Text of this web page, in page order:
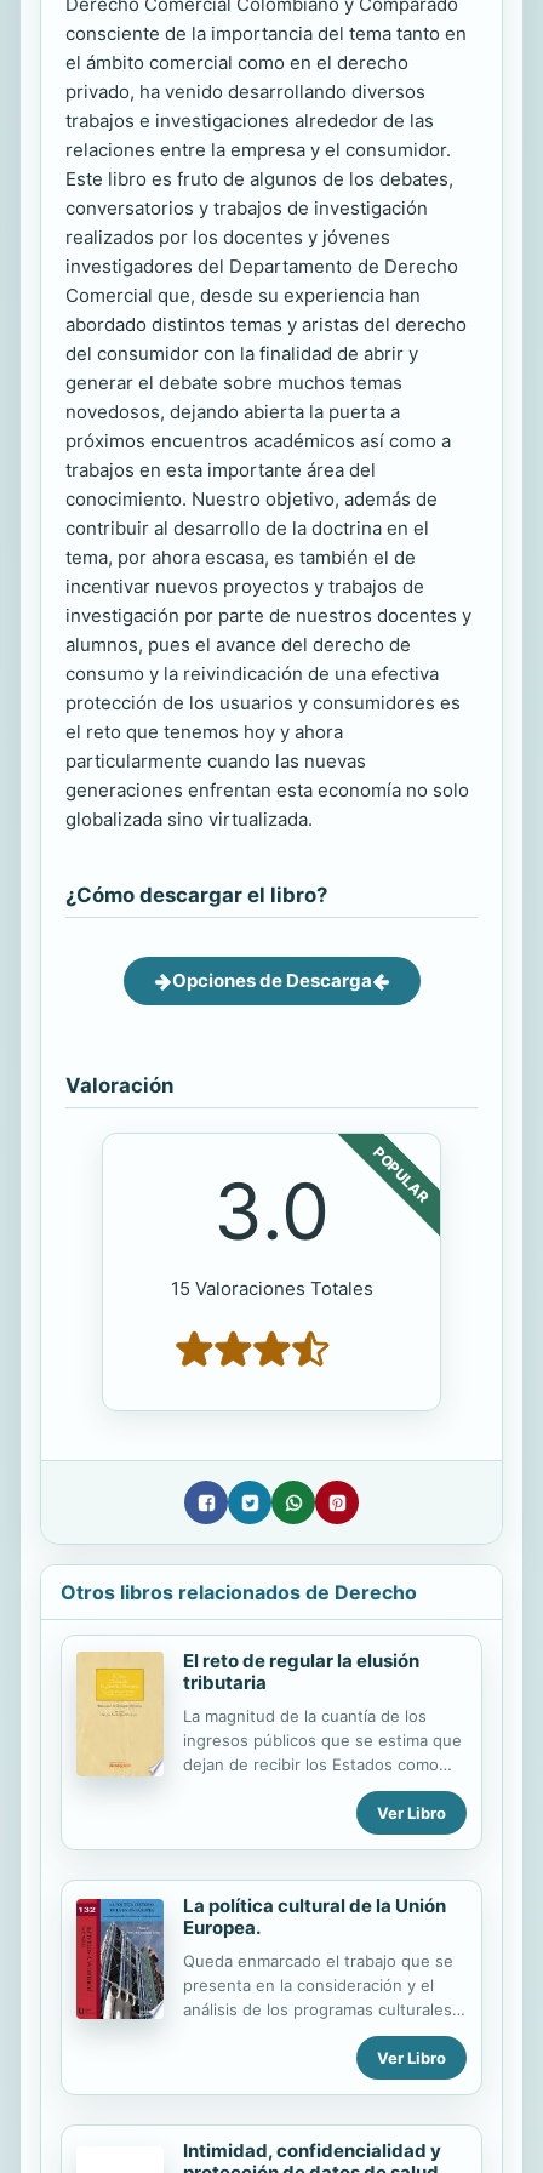
Derecho Comercial Colombiano y Comparado
consciente de la importancia del tema tanto en
el ámbito comercial como en el derecho
privado, ha venido desarrollando diversos
trabajos e investigaciones alrededor de las
relaciones entre la empresa y el consumidor.
Este libro es fruto de algunos de los debates,
conversatorios y trabajos de investigación
realizados por los docentes y jóvenes
investigadores del Departamento de Derecho
Comercial que, desde su experiencia han
abordado distintos temas y aristas del derecho
del consumidor con la finalidad de abrir y
generar el debate sobre muchos temas
novedosos, dejando abierta la puerta a
próximos encuentros académicos así como a
trabajos en esta importante área del
conocimiento. Nuestro objetivo, además de
contribuir al desarrollo de la doctrina en el
tema, por ahora escasa, es también el de
incentivar nuevos proyectos y trabajos de
investigación por parte de nuestros docentes y
alumnos, pues el avance del derecho de
consumo y la reivindicación de una efectiva
protección de los usuarios y consumidores es
el reto que tenemos hoy y ahora
particularmente cuando las nuevas
generaciones enfrentan esta economía no solo
globalizada sino virtualizada.
¿Cómo descargar el libro?
Opciones de Descarga
Valoración
POPULAR
3.0
15 Valoraciones Totales
Otros libros relacionados de Derecho
El reto de regular la elusión
tributaria
La magnitud de la cuantía de los
ingresos públicos que se estima que
dejan de recibir los Estados como
consecuencia del comportamiento
tributario elusivo/abusivo o la
planificación tributaria agresiva viene
los últimos años. Esta situación ha
provocado el replanteamiento de los
modelos tributarios, tratando de
acotar en un contexto transnacional
dichos abusos. A pesar del impulso
legislativo, la elusión tributaria (y sus
lindes) es una de las figuras que
mayor inseguridad jurídica genera a
los contribuyentes que, actuando
Ver Libro
La política cultural de la Unión
Europea.
Queda enmarcado el trabajo que se
presenta en la consideración y el
análisis de los programas culturales
de la Unión Europea para el periodo
1996-2006. Para ello se ha utilizado
la documentación ofrecida con la
Dirección General de Cultura como
de los servicios estadísticos y se ha
Ver Libro
Intimidad, confidencialidad y